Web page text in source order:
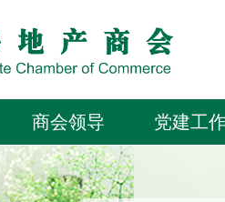
商会领导 党建工